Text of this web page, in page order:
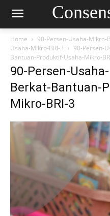
Home
90-Persen-Usaha-
Usaha-Mikro-BRI-3
90-Persen-
Bantuan-Produktif-Usaha-Mikro-
90-Persen-
Berkat-Bantuan-
Mikro-BRI-3